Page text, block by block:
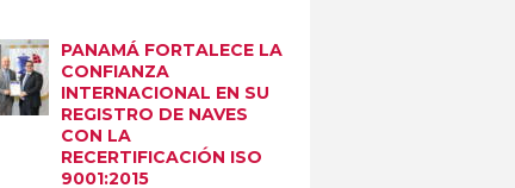
PANAMÁ FORTALECE LA
CONFIANZA
INTERNACIONAL EN SU
REGISTRO DE NAVES
CON LA
RECERTIFICACIÓN ISO
9001:2015